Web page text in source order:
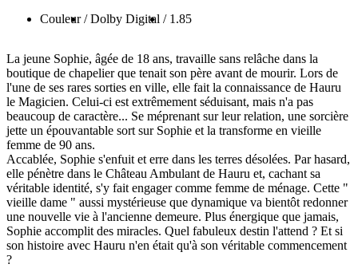
Couleur / Dolby Digital / 1.85
La jeune Sophie, âgée de 18 ans, travaille sans relâche dans la
boutique de chapelier que tenait son père avant de mourir. Lors de
l'une de ses rares sorties en ville, elle fait la connaissance de Hauru
le Magicien. Celui-ci est extrêmement séduisant, mais n'a pas
beaucoup de caractère... Se méprenant sur leur relation, une sorcière
jette un épouvantable sort sur Sophie et la transforme en vieille
femme de 90 ans.
Accablée, Sophie s'enfuit et erre dans les terres désolées. Par hasard,
elle pénètre dans le Château Ambulant de Hauru et, cachant sa
véritable identité, s'y fait engager comme femme de ménage. Cette "
vieille dame " aussi mystérieuse que dynamique va bientôt redonner
une nouvelle vie à l'ancienne demeure. Plus énergique que jamais,
Sophie accomplit des miracles. Quel fabuleux destin l'attend ? Et si
son histoire avec Hauru n'en était qu'à son véritable commencement
?